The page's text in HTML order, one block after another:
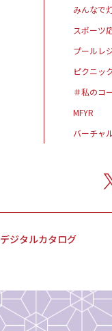
みんなで
スポーツ
プールレ
ピクニッ
＃私のコ
MFYR
バーチャ
デジタルカタログ